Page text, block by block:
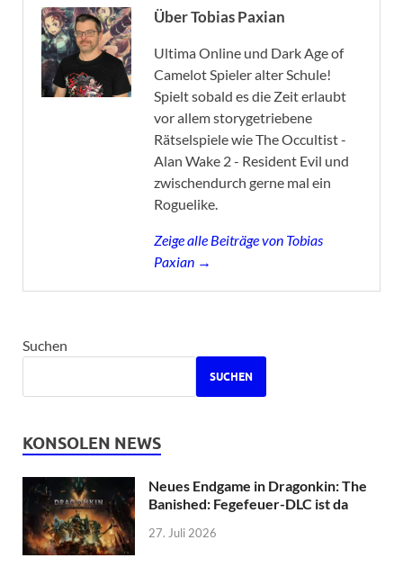
Über Tobias Paxian
Ultima Online und Dark Age of
Camelot Spieler alter Schule!
Spielt sobald es die Zeit erlaubt
vor allem storygetriebene
Rätselspiele wie The Occultist -
Alan Wake 2 - Resident Evil und
zwischendurch gerne mal ein
Roguelike.
Zeige alle Beiträge von Tobias
Paxian →
Suchen
SUCHEN
KONSOLEN NEWS
Neues Endgame in Dragonkin: The
Banished: Fegefeuer-DLC ist da
27. Juli 2026